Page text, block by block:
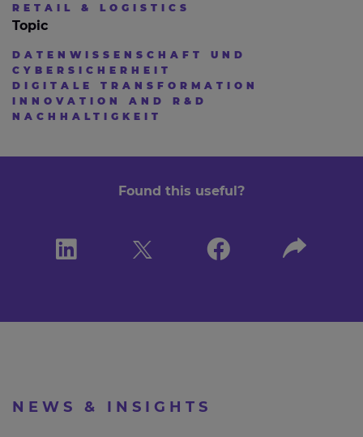
RETAIL & LOGISTICS
Topic
DATENWISSENSCHAFT UND
CYBERSICHERHEIT
DIGITALE TRANSFORMATION
INNOVATION AND R&D
NACHHALTIGKEIT
Found this useful?
NEWS & INSIGHTS